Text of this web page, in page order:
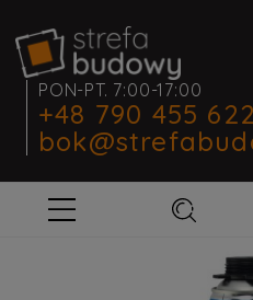
PON-PT. 7:00-17:00
+48 790 455 622